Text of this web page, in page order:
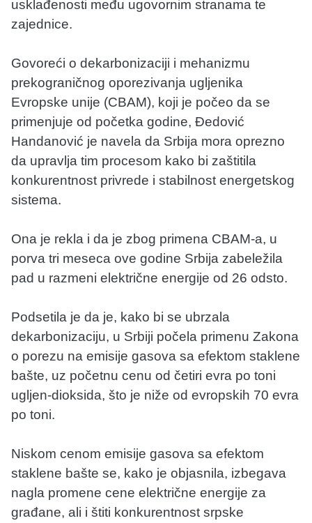
usklađenosti među ugovornim stranama te
zajednice.
Govoreći o dekarbonizaciji i mehanizmu
prekograničnog oporezivanja ugljenika
Evropske unije (CBAM), koji je počeo da se
primenjuje od početka godine, Đedović
Handanović je navela da Srbija mora oprezno
da upravlja tim procesom kako bi zaštitila
konkurentnost privrede i stabilnost energetskog
sistema.
Ona je rekla i da je zbog primena CBAM-a, u
porva tri meseca ove godine Srbija zabeležila
pad u razmeni električne energije od 26 odsto.
Podsetila je da je, kako bi se ubrzala
dekarbonizaciju, u Srbiji počela primenu Zakona
o porezu na emisije gasova sa efektom staklene
bašte, uz početnu cenu od četiri evra po toni
ugljen-dioksida, što je niže od evropskih 70 evra
po toni.
Niskom cenom emisije gasova sa efektom
staklene bašte se, kako je objasnila, izbegava
nagla promene cene električne energije za
građane, ali i štiti konkurentnost srpske